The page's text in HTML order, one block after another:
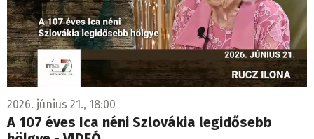
2026. június 21., 18:00
A 107 éves Ica néni Szlovákia legidősebb